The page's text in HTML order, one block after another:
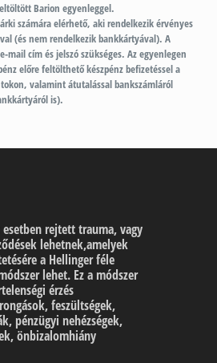
Barion egyenleggel.
számára elérhető, aki rendelkezik érvényes
(és nem rendelkezik bankkártyával). A
mail cím és jelszó szükséges. Az egyenlegen
előre feltölthető készpénz befizetéssel a
valamint átutalással bankszámláról
is).
rejtett trauma, vagy
lehetnek,amelyek
a Hellinger féle
lehet. Ez a módszer
érzés
feszültségek,
pénzügyi nehézségek,
önbizalomhiány